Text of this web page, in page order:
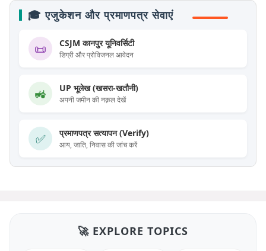
🎓 एजुकेशन और प्रमाणपत्र सेवाएं
📜 CSJM कानपुर यूनिवर्सिटी
डिग्री और प्रोविजनल आवेदन
🚜 UP भूलेख (खसरा-खतौनी)
अपनी जमीन की नक़ल देखें
✅ प्रमाणपत्र सत्यापन (Verify)
आय, जाति, निवास की जांच करें
🚀 EXPLORE TOPICS